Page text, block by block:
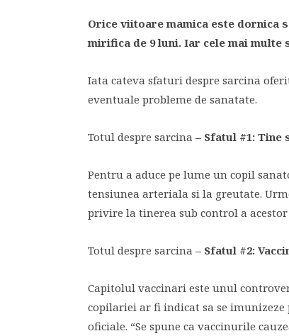
Orice viitoare mamica este dornica
mirifica de 9 luni. Iar cele mai multe
Iata cateva sfaturi despre sarcina
eventuale probleme de sanatate.
Totul despre sarcina – Sfatul #1:
Pentru a aduce pe lume un copil
tensiunea arteriala si la greutate.
privire la tinerea sub control a
Totul despre sarcina – Sfatul #2:
Capitolul vaccinari este unul
copilariei ar fi indicat sa se
oficiale. “Se spune ca vaccinurile